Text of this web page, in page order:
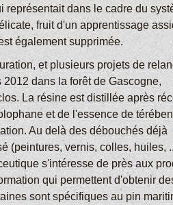
représentait dans le cadre du
fruit d'un apprentissage
également supprimée.
et plusieurs projets de
dans la forêt de Gascogne,
La résine est distillée après
et de l'essence de
Au delà des débouchés déjà
(peintures, vernis, colles, huiles,
s'intéresse de près aux
qui permettent d'obtenir
sont spécifiques au pin